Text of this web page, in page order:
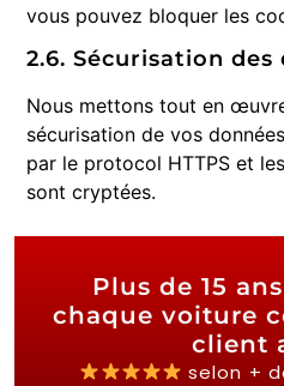
vous pouvez bloquer les
2.6. Sécurisation des
Nous mettons tout en
sécurisation de vos
par le protocol HTTPS et
sont cryptées.
Plus de 15
chaque voiture
client
selon +